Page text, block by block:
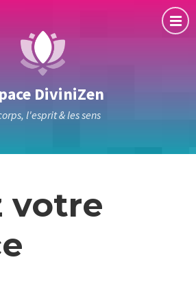
DiviniZen
l'esprit & les sens
votre